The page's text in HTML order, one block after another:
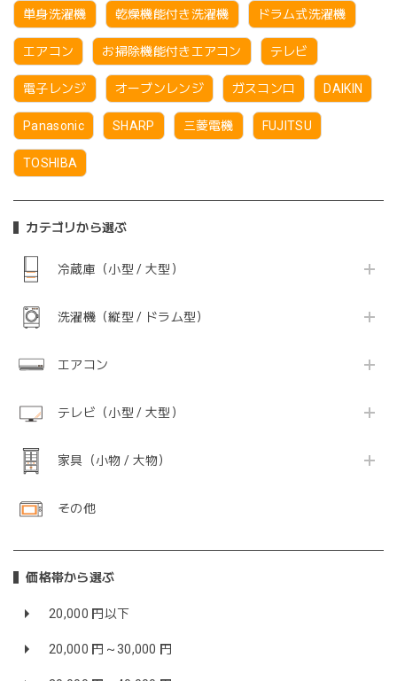
単身洗濯機 乾燥機能付き洗濯機 ドラム式洗濯機
エアコン お掃除機能付きエアコン テレビ
電子レンジ オーブンレンジ ガスコンロ DAIKIN
Panasonic SHARP 三菱電機 FUJITSU
TOSHIBA
カテゴリから選ぶ
冷蔵庫（小型 / 大型）
洗濯機（縦型 / ドラム型）
エアコン
テレビ（小型 / 大型）
家具（小物 / 大物）
その他
価格帯から選ぶ
20,000 円以下
20,000 円～30,000 円